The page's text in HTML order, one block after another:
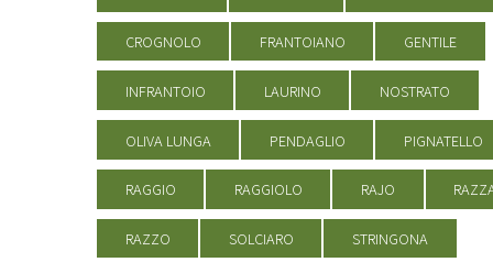
CROGNOLO FRANTOIANO GENTILE
INFRANTOIO LAURINO NOSTRATO
OLIVA LUNGA PENDAGLIO PIGNATELLO
RAGGIO RAGGIOLO RAJO
RAZZO SOLCIARO STRINGONA